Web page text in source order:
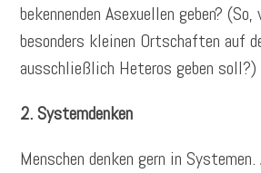
bekennenden Asexuellen geben?
besonders kleinen Ortschaften auf
ausschließlich Heteros geben soll?)
2. Systemdenken
Menschen denken gern in